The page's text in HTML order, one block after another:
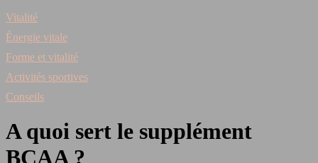
Vitalité
Énergie vitale
Forme et vitalité
Activités sportives
Conseils
A quoi sert le supplément
BCAA ?